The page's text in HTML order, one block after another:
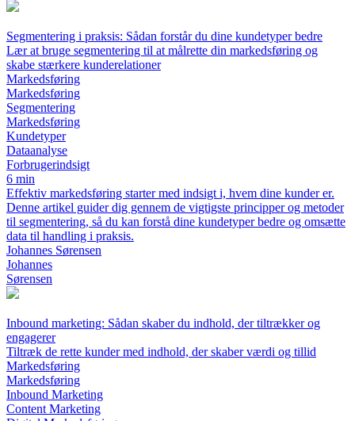
Segmentering i praksis: Sådan forstår du dine kundetyper bedre
Lær at bruge segmentering til at målrette din markedsføring og
skabe stærkere kunderelationer
Markedsføring
Markedsføring
Segmentering
Markedsføring
Kundetyper
Dataanalyse
Forbrugerindsigt
6 min
Effektiv markedsføring starter med indsigt i, hvem dine kunder er.
Denne artikel guider dig gennem de vigtigste principper og metoder
til segmentering, så du kan forstå dine kundetyper bedre og omsætte
data til handling i praksis.
Johannes Sørensen
Johannes
Sørensen
Inbound marketing: Sådan skaber du indhold, der tiltrækker og
engagerer
Tiltræk de rette kunder med indhold, der skaber værdi og tillid
Markedsføring
Markedsføring
Inbound Marketing
Content Marketing